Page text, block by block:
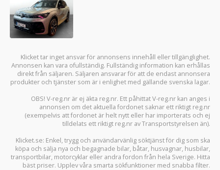
Klicket tar inget ansvar för annonsens innehåll eller tillgänglighet.
Annonsen kan vara ofullständig. Fullständig information kan erhållas
direkt från säljaren. Säljaren ansvarar för att de endast annonsera
produkter och tjänster som är i enlighet med gällande svenska lagar.
OBS! V-reg.nr är ej äkta reg.nr. Ett påhittat V-reg.nr kan anges i
annonsen om det aktuella fordonet saknar ett riktigt reg.nr
(exempelvis att fordonet är helt nytt eller har importerats och ej
tilldelats ett riktigt reg.nr av Transportstyrelsen än).
Klicket.se: Enkel, trygg och användarvänlig söktjänst för dig som ska
köpa och sälja nya och begagnade bilar, båtar, husvagnar, husbilar,
transportbilar, motorcyklar eller andra fordon från hela Sverige. Hitta
bäst priser. Upplev våra smarta sökfunktioner med snabba filter.